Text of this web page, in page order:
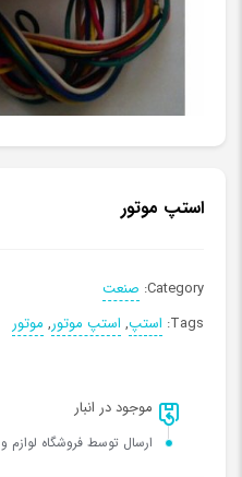
استپ موتور
Category: صنعت
Tags: استپ, استپ موتور, موتور
موجود در انبار
ارسال توسط فروشگاه